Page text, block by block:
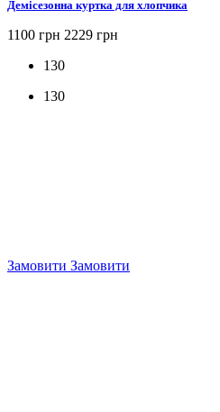
Демісезонна куртка для хлопчика
1100 грн 2229 грн
130
130
Замовити Замовити